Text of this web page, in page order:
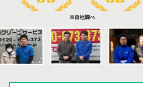
※自社調べ